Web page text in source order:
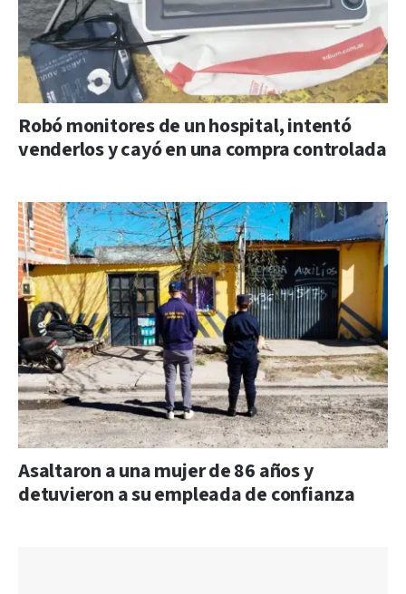
Robó monitores de un hospital, intentó
venderlos y cayó en una compra controlada
Asaltaron a una mujer de 86 años y
detuvieron a su empleada de confianza